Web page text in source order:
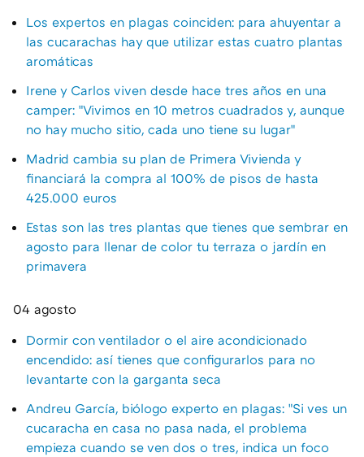
Los expertos en plagas coinciden: para ahuyentar a
las cucarachas hay que utilizar estas cuatro plantas
aromáticas
Irene y Carlos viven desde hace tres años en una
camper: "Vivimos en 10 metros cuadrados y, aunque
no hay mucho sitio, cada uno tiene su lugar"
Madrid cambia su plan de Primera Vivienda y
financiará la compra al 100% de pisos de hasta
425.000 euros
Estas son las tres plantas que tienes que sembrar en
agosto para llenar de color tu terraza o jardín en
primavera
04 agosto
Dormir con ventilador o el aire acondicionado
encendido: así tienes que configurarlos para no
levantarte con la garganta seca
Andreu García, biólogo experto en plagas: "Si ves un
cucaracha en casa no pasa nada, el problema
empieza cuando se ven dos o tres, indica un foco